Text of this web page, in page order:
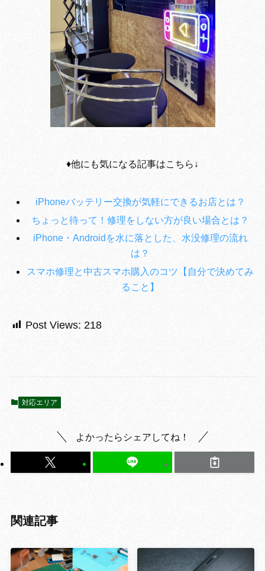
♦︎他にも気になる記事はこちら↓
iPhoneバッテリー交換が気軽にできるお店とは？
ちょっと待って！修理をしない方が良い場合とは？
iPhone・Androidを水に落とした、水没修理の流れ
は？
スマホ修理と中古スマホ購入のコツ【自分で決めてみ
ること】
Post Views: 218
対応エリア
よかったらシェアしてね！
関連記事